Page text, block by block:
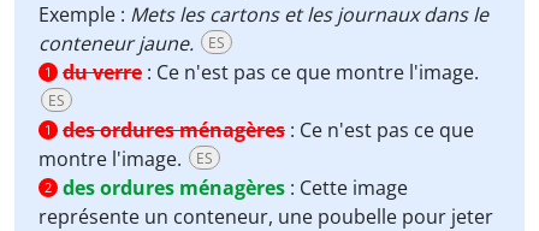
Exemple : Mets les cartons et les journaux dans le
conteneur jaune.
ES
1 du verre : Ce n'est pas ce que montre l'image.
ES
1 des ordures ménagères : Ce n'est pas ce que
montre l'image.
ES
2 des ordures ménagères : Cette image
représente un conteneur, une poubelle pour jeter